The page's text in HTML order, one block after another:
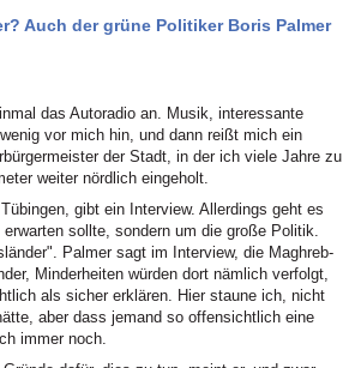
Auch der grüne Politiker Boris Palmer
das Autoradio an. Musik, interessante
vor mich hin, und dann reißt mich ein
der Stadt, in der ich viele Jahre zu
weiter nördlich eingeholt.
gibt ein Interview. Allerdings geht es
sollte, sondern um die große Politik.
Palmer sagt im Interview, die Maghreb-
Minderheiten würden dort nämlich verfolgt,
als sicher erklären. Hier staune ich, nicht
aber dass jemand so offensichtlich eine
immer noch.